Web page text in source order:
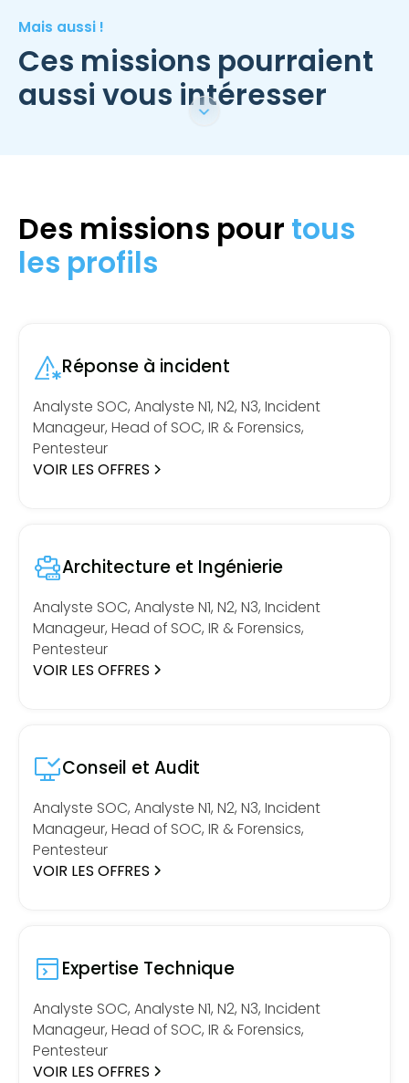
Mais aussi !
Ces missions pourraient
aussi vous intéresser
Des missions pour tous
les profils
Réponse à incident
Analyste SOC, Analyste N1, N2, N3, Incident
Manageur, Head of SOC, IR & Forensics,
Pentesteur
VOIR LES OFFRES
Architecture et Ingénierie
Analyste SOC, Analyste N1, N2, N3, Incident
Manageur, Head of SOC, IR & Forensics,
Pentesteur
VOIR LES OFFRES
Conseil et Audit
Analyste SOC, Analyste N1, N2, N3, Incident
Manageur, Head of SOC, IR & Forensics,
Pentesteur
VOIR LES OFFRES
Expertise Technique
Analyste SOC, Analyste N1, N2, N3, Incident
Manageur, Head of SOC, IR & Forensics,
Pentesteur
VOIR LES OFFRES